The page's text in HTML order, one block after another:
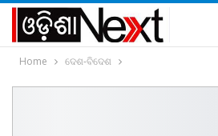
Home ଦେଶ-ବିଦେଶ